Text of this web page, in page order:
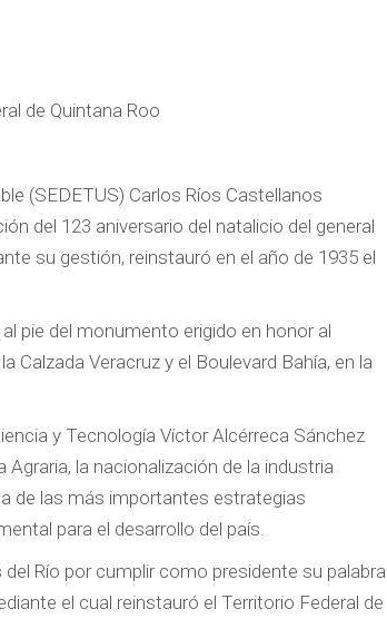
de Quintana Roo
(SEDETUS) Carlos Ríos Castellanos
del 123 aniversario del natalicio del general
su gestión, reinstauró en el año de 1935 el
pie del monumento erigido en honor al
Calzada Veracruz y el Boulevard Bahía, en la
y Tecnología Víctor Alcérreca Sánchez
la nacionalización de la industria
de las más importantes estrategias
para el desarrollo del país.
Río por cumplir como presidente su palabra
el cual reinstauró el Territorio Federal de